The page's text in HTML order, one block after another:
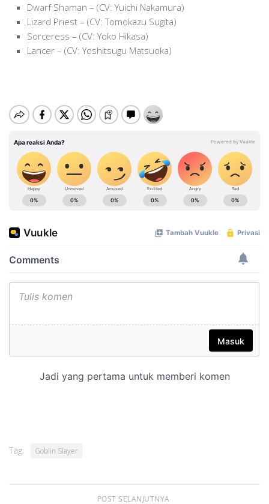
Dwarf Shaman – (CV: Yuichi Nakamura)
Lizard Priest – (CV: Tomokazu Sugita)
Sorceress – (CV: Yoko Hikasa)
Lancer – (CV: Yoshitsugu Matsuoka)
Tag: Goblin Slayer
POST SELANJUTNYA